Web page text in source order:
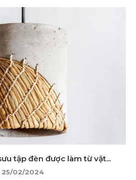
tập đèn được làm từ vật...
25/02/2024